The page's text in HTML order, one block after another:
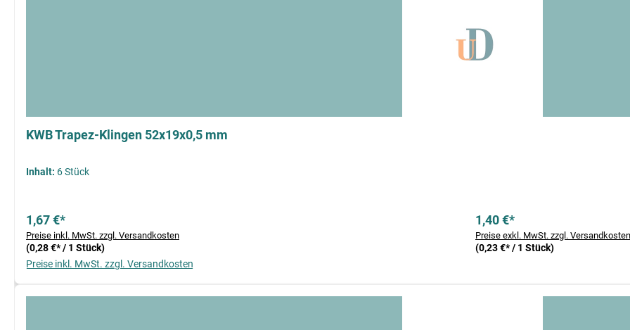
KWB Trapez-Klingen 52x19x0,5 mm
Inhalt: 6 Stück
1,67 €*
Preise inkl. MwSt. zzgl. Versandkosten
(0,28 €* / 1 Stück)
1,40 €*
Preise exkl. MwSt. zzgl. Versandkosten
(0,23 €* / 1 Stück)
Preise inkl. MwSt. zzgl. Versandkosten